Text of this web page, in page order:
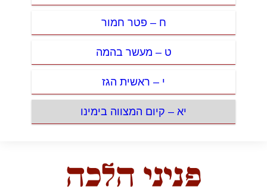
ח – פטר חמור
ט – מעשר בהמה
י – ראשית הגז
יא – קיום המצווה בימינו